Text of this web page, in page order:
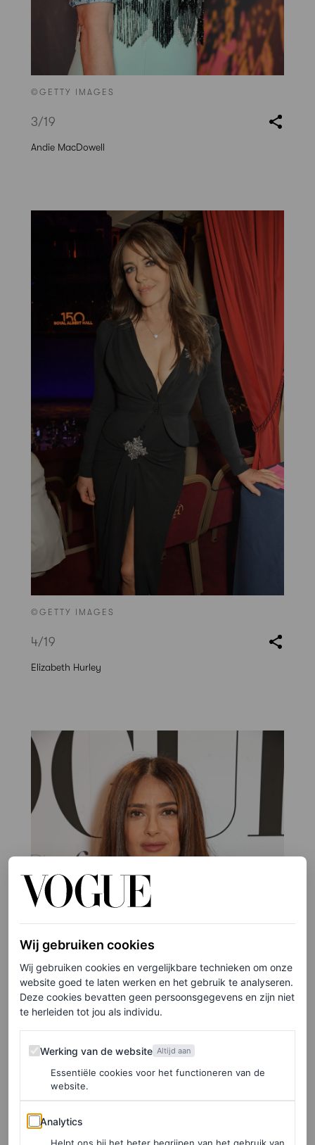
©GETTY IMAGES
3/19
Andie MacDowell
©GETTY IMAGES
4/19
Elizabeth Hurley
©GETTY IMAGES
Wij gebruiken cookies
Wij gebruiken cookies en vergelijkbare technieken om onze
website goed te laten werken en het gebruik te analyseren.
Deze cookies bevatten geen persoonsgegevens en zijn niet
te herleiden tot jou als individu.
Werking van de website
Werking van de website Altijd aan
Essentiële cookies voor het functioneren van de
website.
Analytics
Analytics